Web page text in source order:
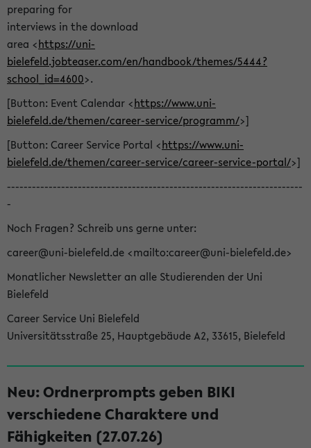
preparing for
interviews in the download
area <https://uni-
bielefeld.jobteaser.com/en/handbook/themes/5444?
school_id=4600>.
[Button: Event Calendar <https://www.uni-
bielefeld.de/themen/career-service/programm/>]
[Button: Career Service Portal <https://www.uni-
bielefeld.de/themen/career-service/career-service-portal/>]
-----------------------------------------------------------------------
-
Noch Fragen? Schreib uns gerne unter:
career@uni-bielefeld.de <mailto:career@uni-bielefeld.de>
Monatlicher Newsletter an alle Studierenden der Uni
Bielefeld
Career Service Uni Bielefeld
Universitätsstraße 25, Hauptgebäude A2, 33615, Bielefeld
Neu: Ordnerprompts geben BIKI
verschiedene Charaktere und
Fähigkeiten (27.07.26)